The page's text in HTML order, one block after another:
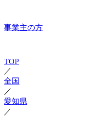
事業主の方
TOP
／
全国
／
愛知県
／